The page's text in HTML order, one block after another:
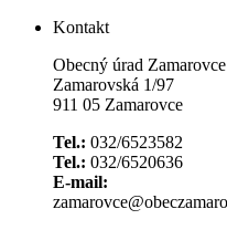
Kontakt
Obecný úrad Zamarovce
Zamarovská 1/97
911 05 Zamarovce
Tel.: 032/6523582
Tel.: 032/6520636
E-mail: